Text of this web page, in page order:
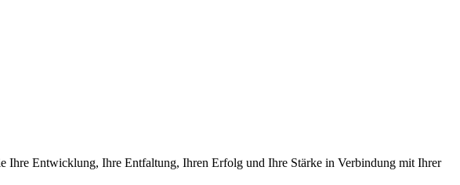
Ihre Entwicklung, Ihre Entfaltung, Ihren Erfolg und Ihre Stärke in Verbindung mit Ihrer